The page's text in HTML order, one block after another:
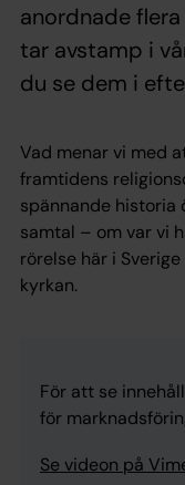
anordnade
tar avstamp i
du se dem i
Vad menar vi med
framtidens
spännande historia
samtal – om var vi
rörelse här i
kyrkan.
För att se
för
Se videon på